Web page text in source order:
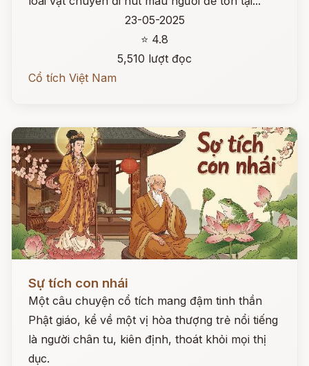
23-05-2025
⭐ 4.8
5,510 lượt đọc
Cổ tích Việt Nam
Sự tích con nhái
Một câu chuyện cổ tích mang đậm tinh thần
Phật giáo, kể về một vị hòa thượng trẻ nổi tiếng
là người chân tu, kiên định, thoát khỏi mọi thị
dục.